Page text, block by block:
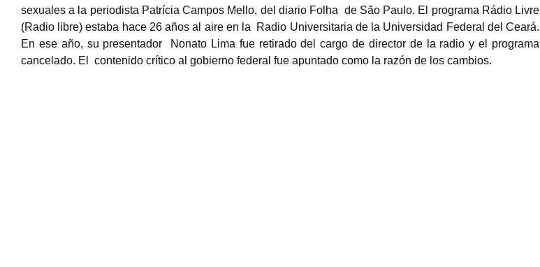
sexuales a la periodista Patrícia Campos Mello, del diario Folha de São Paulo. El programa Rádio Livre
(Radio libre) estaba hace 26 años al aire en la Radio Universitaria de la Universidad Federal del Ceará.
En ese año, su presentador Nonato Lima fue retirado del cargo de director de la radio y el programa
cancelado. El contenido crítico al gobierno federal fue apuntado como la razón de los cambios.